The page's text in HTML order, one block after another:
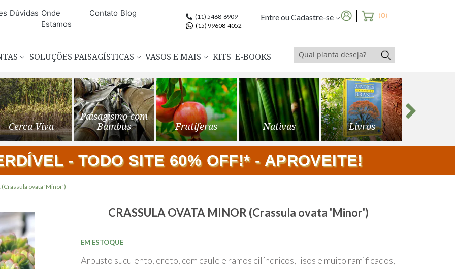
Dúvidas Onde
Estamos
Contato Blog
(11) 5468-6909
(15) 99608-4052
Entre ou Cadastre-se (0)
SOLUÇÕES PAISAGÍSTICAS VASOS E MAIS KITS E-BOOKS
Cerca Viva
Paisagismo com
Bambus
Frutíferas Nativas Livros
- TODO SITE 60% OFF!* - APROVEITE!
(Crassula ovata 'Minor')
CRASSULA OVATA MINOR (Crassula ovata 'Minor')
EM ESTOQUE
Arbusto suculento, ereto, com caule e ramos cilíndricos, lisos e muito ramificados,